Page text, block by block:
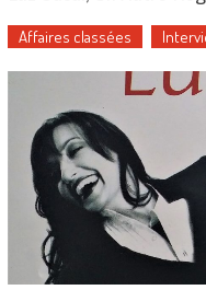
Affaires classées